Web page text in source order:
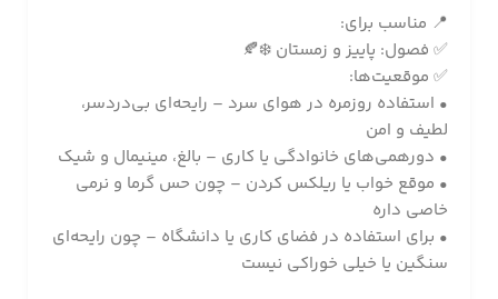
📍 مناسب برای:
✅ فصول: پاییز و زمستان ❄️🍂
✅ موقعیت‌ها:
• استفاده روزمره در هوای سرد – رایحه‌ای بی‌دردسر،
لطیف و امن
• دورهمی‌های خانوادگی یا کاری – بالغ، مینیمال و شیک
• موقع خواب یا ریلکس کردن – چون حس گرما و نرمی
خاصی داره
• برای استفاده در فضای کاری یا دانشگاه – چون رایحه‌ای
سنگین یا خیلی خوراکی نیست